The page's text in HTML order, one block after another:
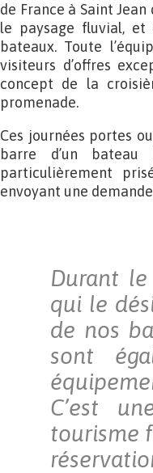
de France à Saint Jean
le paysage fluvial, et
bateaux. Toute
visiteurs d’offres
concept de la
promenade.
Ces journées portes
barre d’un
particulièrement
envoyant une
Durant
qui le
de nos
sont
C’est
tourisme